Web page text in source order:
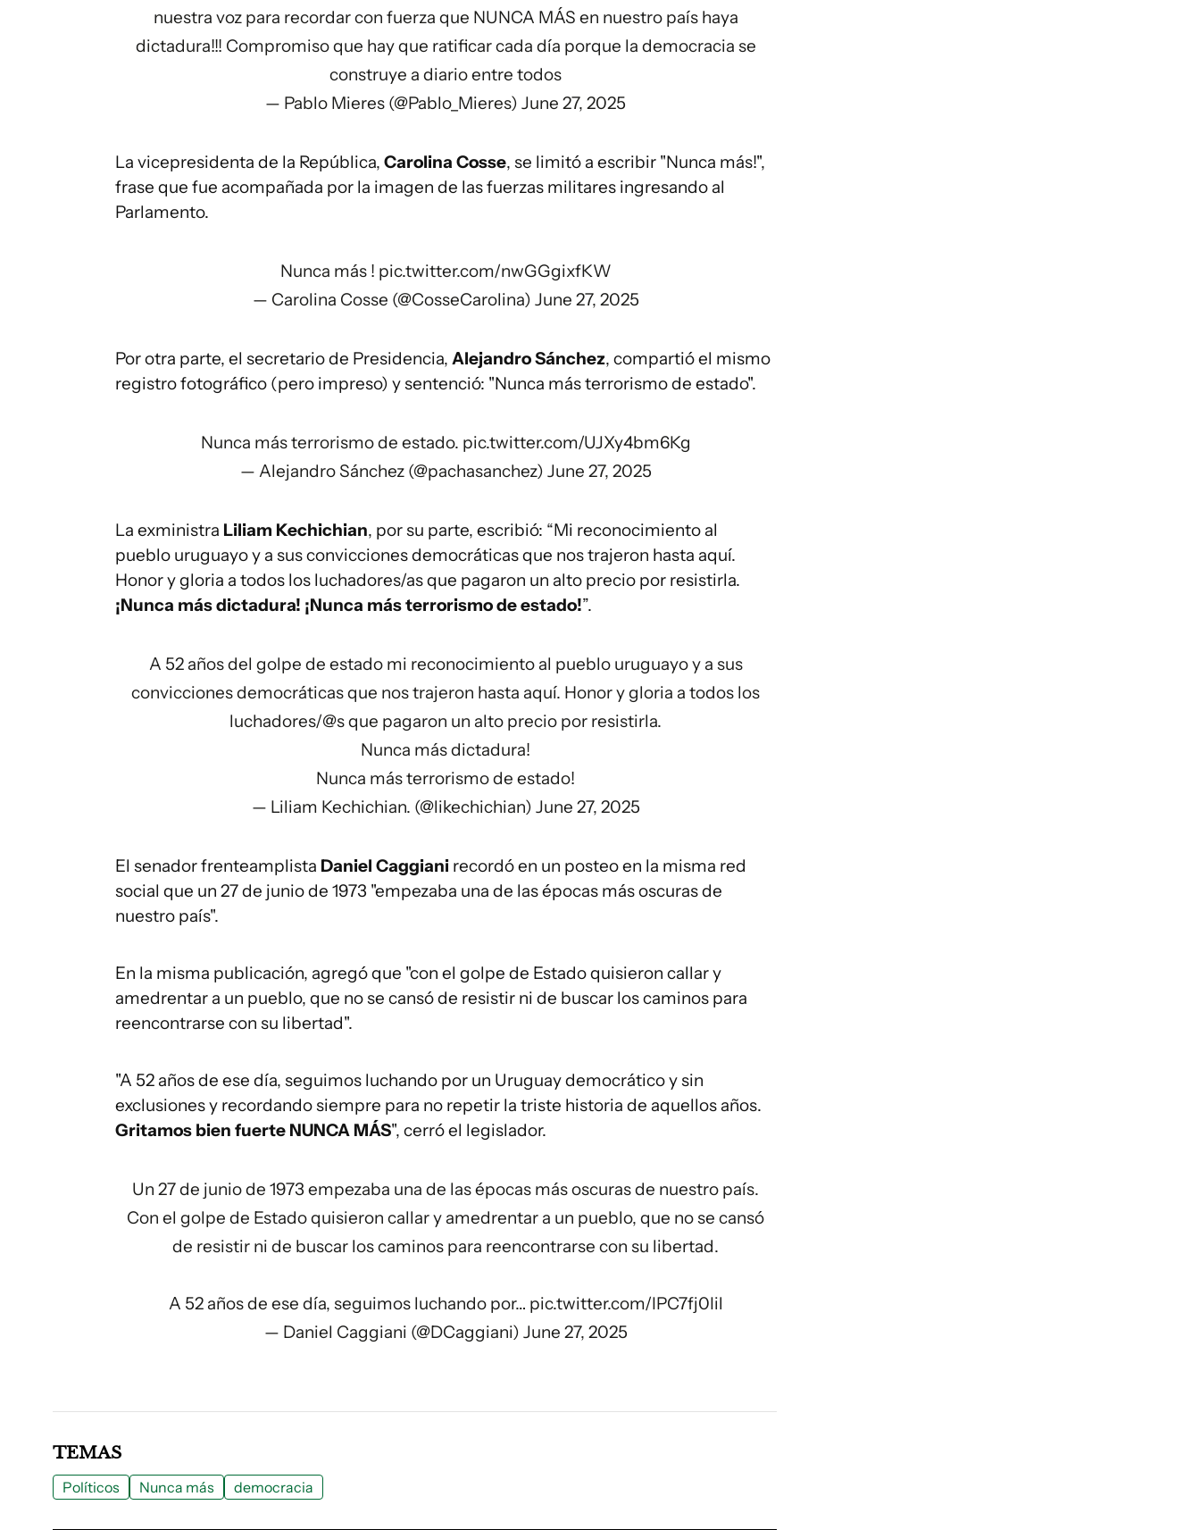
nuestra voz para recordar con fuerza que NUNCA MÁS en nuestro país haya
dictadura!!! Compromiso que hay que ratificar cada día porque la democracia se
construye a diario entre todos
— Pablo Mieres (@Pablo_Mieres)June 27, 2025
La vicepresidenta de la República, Carolina Cosse, se limitó a escribir "Nunca más!",
frase que fue acompañada por la imagen de las fuerzas militares ingresando al
Parlamento.
Nunca más ! pic.twitter.com/nwGGgixfKW
— Carolina Cosse (@CosseCarolina) June 27, 2025
Por otra parte, el secretario de Presidencia, Alejandro Sánchez, compartió el mismo
registro fotográfico (pero impreso) y sentenció: "Nunca más terrorismo de estado".
Nunca más terrorismo de estado. pic.twitter.com/UJXy4bm6Kg
— Alejandro Sánchez (@pachasanchez) June 27, 2025
La exministra Liliam Kechichian, por su parte, escribió: “Mi reconocimiento al
pueblo uruguayo y a sus convicciones democráticas que nos trajeron hasta aquí.
Honor y gloria a todos los luchadores/as que pagaron un alto precio por resistirla.
¡Nunca más dictadura! ¡Nunca más terrorismo de estado!”.
A 52 años del golpe de estado mi reconocimiento al pueblo uruguayo y a sus
convicciones democráticas que nos trajeron hasta aquí. Honor y gloria a todos los
luchadores/@sque pagaron un alto precio por resistirla.
Nunca más dictadura!
Nunca más terrorismo de estado!
— Liliam Kechichian. (@likechichian) June 27, 2025
El senador frenteamplista Daniel Caggiani recordó en un posteo en la misma red
social que un 27 de junio de 1973 "empezaba una de las épocas más oscuras de
nuestro país".
En la misma publicación, agregó que "con el golpe de Estado quisieron callar y
amedrentar a un pueblo, que no se cansó de resistir ni de buscar los caminos para
reencontrarse con su libertad".
"A 52 años de ese día, seguimos luchando por un Uruguay democrático y sin
exclusiones y recordando siempre para no repetir la triste historia de aquellos años.
Gritamos bien fuerte NUNCA MÁS", cerró el legislador.
Un 27 de junio de 1973 empezaba una de las épocas más oscuras de nuestro país.
Con el golpe de Estado quisieron callar y amedrentar a un pueblo, que no se cansó
de resistir ni de buscar los caminos para reencontrarse con su libertad.
A 52 años de ese día, seguimos luchando por… pic.twitter.com/IPC7fj0Iil
— Daniel Caggiani (@DCaggiani) June 27, 2025
TEMAS
Políticos Nunca más democracia